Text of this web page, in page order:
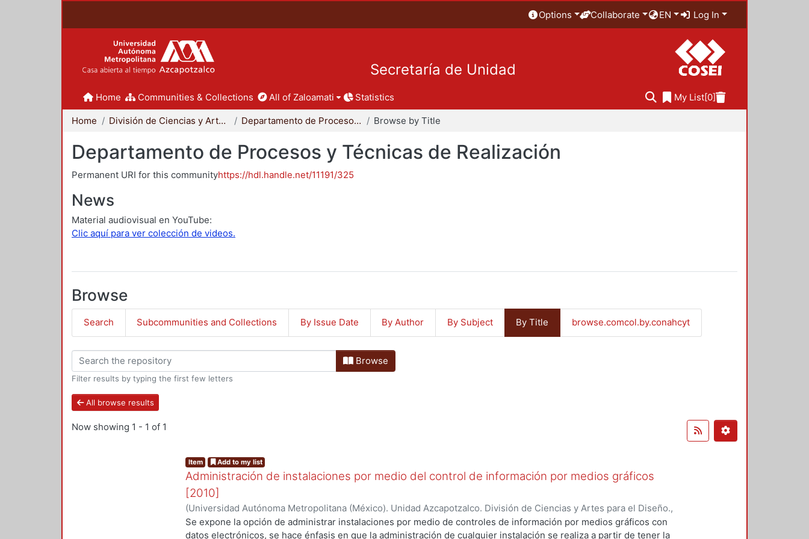
Options Collaborate EN Log In
Secretaría de Unidad
Home Communities & Collections All of Zaloamati Statistics My List[0]
Home División de Ciencias y Artes para el Diseño Departamento de Procesos y Técnicas de Realización Browse by Title
Departamento de Procesos y Técnicas de Realización
Permanent URI for this communityhttps://hdl.handle.net/11191/325
News
Material audiovisual en YouTube:
Clic aquí para ver colección de videos.
Browse
Search Subcommunities and Collections By Issue Date By Author By Subject By Title browse.comcol.by.conahcyt
Browse
Filter results by typing the first few letters
All browse results
Now showing 1 - 1 of 1
Item Add to my list
Administración de instalaciones por medio del control de información por medios gráficos
[2010]
(Universidad Autónoma Metropolitana (México). Unidad Azcapotzalco. División de Ciencias y Artes para el Diseño.,
2010)Martínez Herrera, Baruch Ángel
Se expone la opción de administrar instalaciones por medio de controles de información por medios gráficos con
datos electrónicos, se hace énfasis en que la administración de cualquier instalación se realiza a partir de tener la